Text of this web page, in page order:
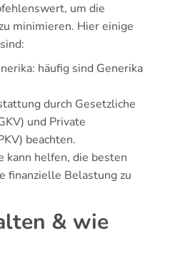
um die
minimieren. Hier einige
häufig sind Generika
durch Gesetzliche
und Private
beachten.
kann helfen, die besten
finanzielle Belastung zu
& wie